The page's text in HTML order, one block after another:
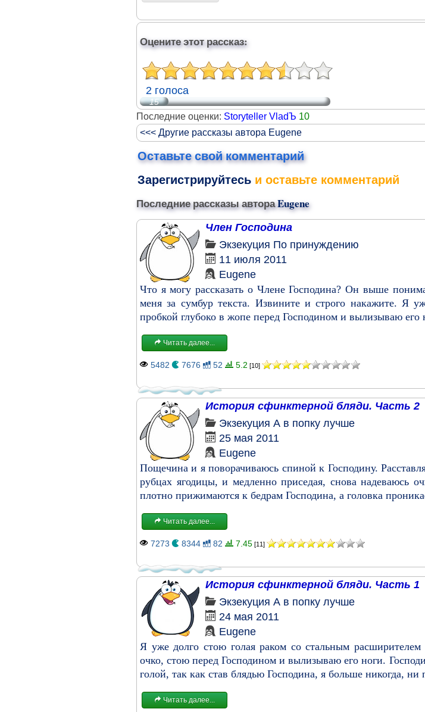
Оцените этот рассказ:
2 голоса
15
Последние оценки: Storyteller VladЪ 10
<<< Другие рассказы автора Eugene
Оставьте свой комментарий
Зарегистрируйтесь и оставьте комментарий
Последние рассказы автораEugene
Член Господина
Экзекуция По принуждению
11 июля 2011
Eugene
Что я могу рассказать о Члене Господина? Он выше
меня за сумбур текста. Извините и строго накажите. Я
пробкой глубоко в жопе перед Господином и вылизываю
Читать далее...
5482 7676 52 5.2 [10]
История сфинктерной бляди. Часть 2
Экзекуция А в попку лучше
25 мая 2011
Eugene
Пощечина и я поворачиваюсь спиной к Господину.
рубцах ягодицы, и медленно приседая, снова надеваюсь
плотно прижимаются к бедрам Господина, а головка
Читать далее...
7273 8344 82 7.45 [11]
История сфинктерной бляди. Часть 1
Экзекуция А в попку лучше
24 мая 2011
Eugene
Я уже долго стою голая раком cо стальным
очко, стою перед Господином и вылизываю его ноги.
голой, так как став блядью Господина, я больше никогда, ни
Читать далее...